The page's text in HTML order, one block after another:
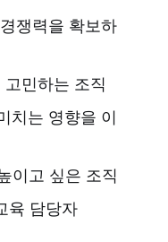
쟁력을 확보하
민하는 조직
치는 영향을 이
이고 싶은 조직
육 담당자